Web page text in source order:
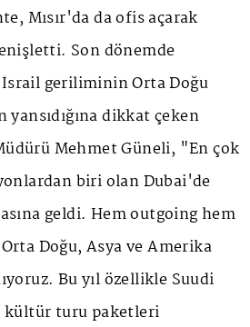
Mısır'da da ofis açarak
Son dönemde
geriliminin Orta Doğu
yansıdığına dikkat çeken
Mehmet Güneli, "En çok
biri olan Dubai'de
geldi. Hem outgoing hem
Doğu, Asya ve Amerika
Bu yıl özellikle Suudi
turu paketleri